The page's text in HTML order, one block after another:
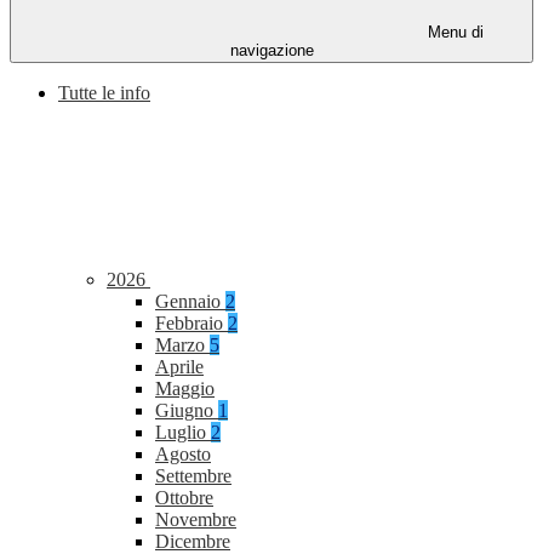
Menu di
navigazione
Tutte le info
2026
Gennaio 2
Febbraio 2
Marzo 5
Aprile
Maggio
Giugno 1
Luglio 2
Agosto
Settembre
Ottobre
Novembre
Dicembre